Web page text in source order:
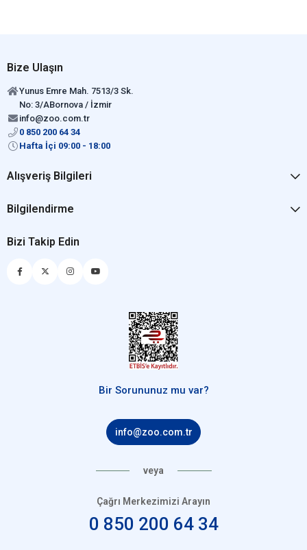
Bize Ulaşın
Yunus Emre Mah. 7513/3 Sk.
No: 3/ABornova / İzmir
info@zoo.com.tr
0 850 200 64 34
Hafta İçi 09:00 - 18:00
Alışveriş Bilgileri
Bilgilendirme
Bizi Takip Edin
Bir Sorununuz mu var?
info@zoo.com.tr
veya
Çağrı Merkezimizi Arayın
0 850 200 64 34